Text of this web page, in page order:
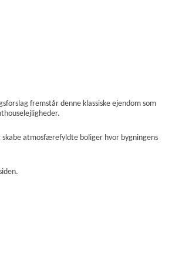
fremstår denne klassiske ejendom som
atmosfærefyldte boliger hvor bygningens